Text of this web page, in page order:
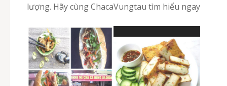
lượng. Hãy cùng ChacaVungtau tìm hiểu ngay